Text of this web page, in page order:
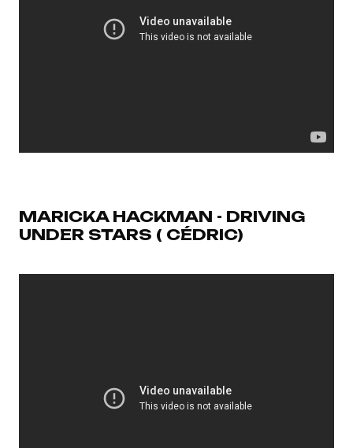
MARICKA HACKMAN - DRIVING
UNDER STARS ( CÉDRIC)